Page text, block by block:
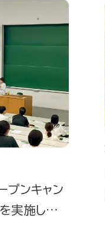
ンキャン
実施しまし